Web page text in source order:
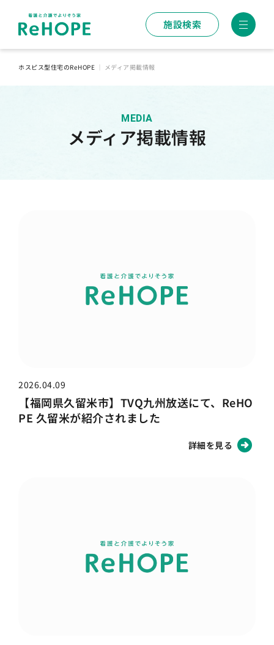
施設検索
ホスピス型住宅のReHOPE メディア掲載情報
MEDIA
メディア掲載情報
2026.04.09
【福岡県久留米市】TVQ九州放送にて、ReHO
PE 久留米が紹介されました
詳細を見る